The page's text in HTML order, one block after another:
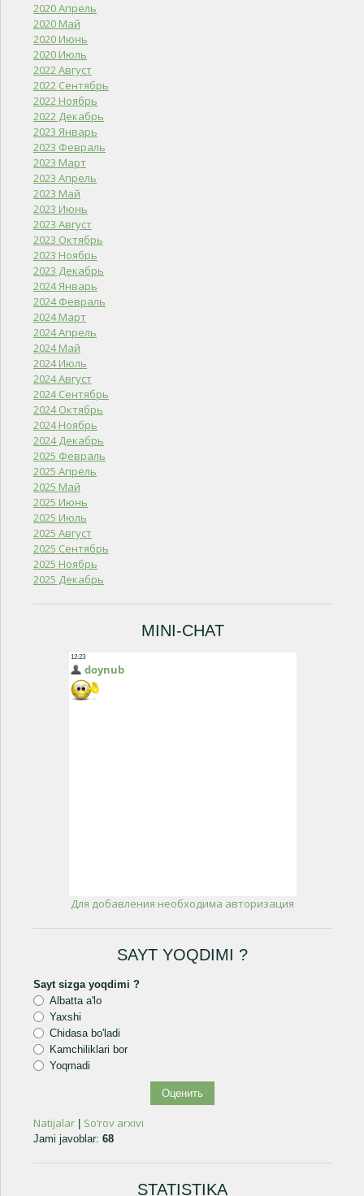
2020 Апрель
2020 Май
2020 Июнь
2020 Июль
2022 Август
2022 Сентябрь
2022 Ноябрь
2022 Декабрь
2023 Январь
2023 Февраль
2023 Март
2023 Апрель
2023 Май
2023 Июнь
2023 Август
2023 Октябрь
2023 Ноябрь
2023 Декабрь
2024 Январь
2024 Февраль
2024 Март
2024 Апрель
2024 Май
2024 Июль
2024 Август
2024 Сентябрь
2024 Октябрь
2024 Ноябрь
2024 Декабрь
2025 Февраль
2025 Апрель
2025 Май
2025 Июнь
2025 Июль
2025 Август
2025 Сентябрь
2025 Ноябрь
2025 Декабрь
MINI-CHAT
Для добавления необходима авторизация
SAYT YOQDIMI ?
Sayt sizga yoqdimi ?
Albatta a'lo
Yaxshi
Chidasa bo'ladi
Kamchiliklari bor
Yoqmadi
Natijalar So‘rov arxivi
Jami javoblar: 68
STATISTIKA